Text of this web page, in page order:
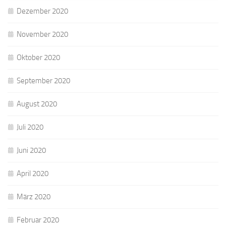
Dezember 2020
November 2020
Oktober 2020
September 2020
August 2020
Juli 2020
Juni 2020
April 2020
März 2020
Februar 2020